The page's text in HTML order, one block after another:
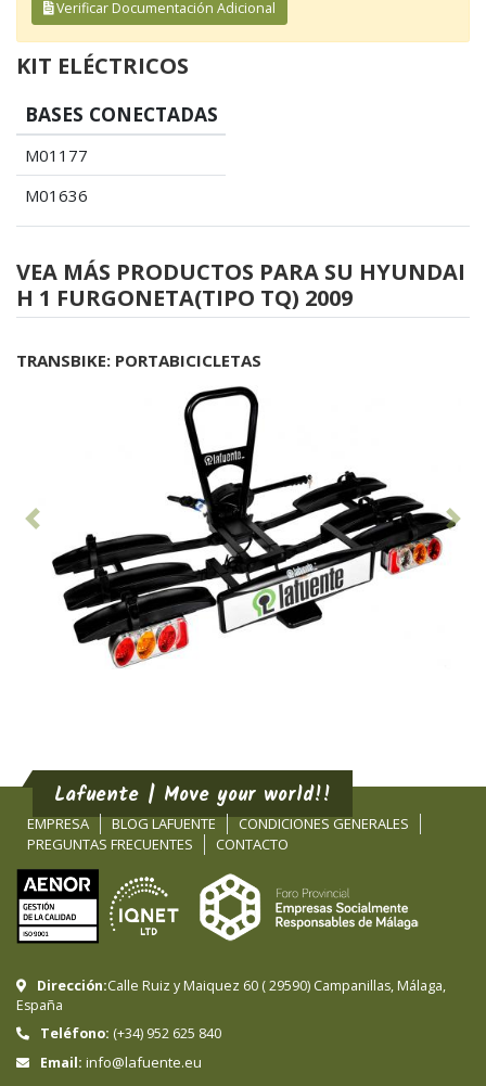
Verificar Documentación Adicional
KIT ELÉCTRICOS
BASES CONECTADAS
M01177
M01636
VEA MÁS PRODUCTOS PARA SU HYUNDAI
H 1 FURGONETA(TIPO TQ) 2009
TRANSBIKE: PORTABICICLETAS
Lafuente | Move your world!!
EMPRESA BLOG LAFUENTE
CONDICIONES GENERALES
PREGUNTAS FRECUENTES
CONTACTO
Dirección:Calle Ruiz y Maiquez 60 (29590) Campanillas, Málaga,
España
Teléfono: (+34) 952 625 840
Email: info@lafuente.eu